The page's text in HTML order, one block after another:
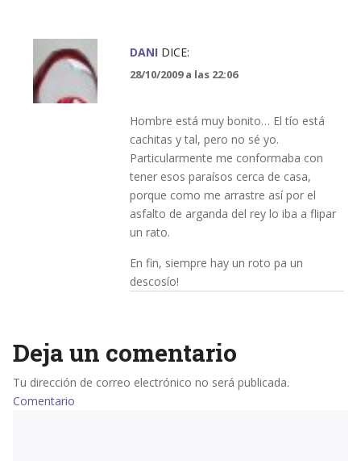
DANI DICE:
28/10/2009 a las 22:06
Hombre está muy bonito… El tío está
cachitas y tal, pero no sé yo.
Particularmente me conformaba con
tener esos paraísos cerca de casa,
porque como me arrastre así por el
asfalto de arganda del rey lo iba a flipar
un rato.
En fin, siempre hay un roto pa un
descosío!
Deja un comentario
Tu dirección de correo electrónico no será publicada.
Comentario